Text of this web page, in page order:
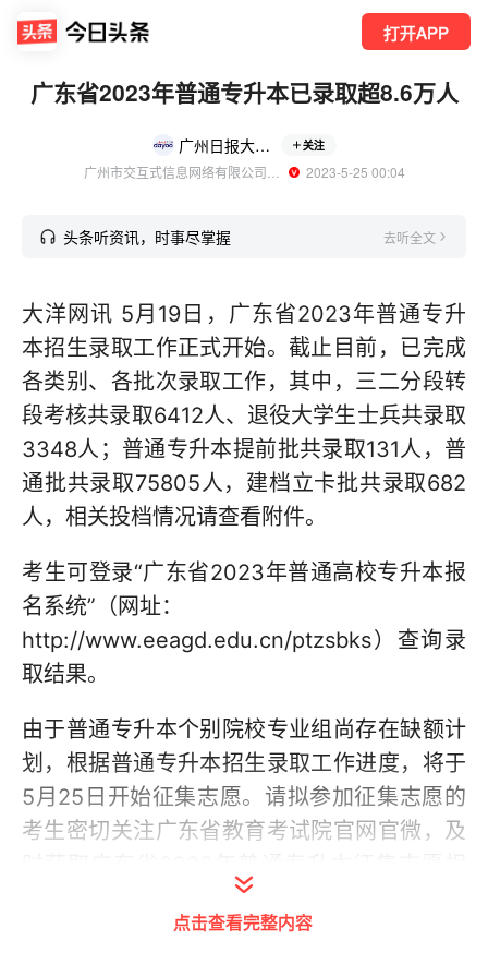
打开APP
广东省2023年普通专升本已录取超8.6万人
广州日报大洋网 关注
  2023-5-25 00:04
头条听资讯，时事尽掌握 去听全文
大洋网讯 5月19日，广东省2023年普通专升
本招生录取工作正式开始。截止目前，已完成
各类别、各批次录取工作，其中，三二分段转
段考核共录取6412人、退役大学生士兵共录取
3348人；普通专升本提前批共录取131人，普
通批共录取75805人，建档立卡批共录取682
人，相关投档情况请查看附件。
考生可登录“广东省2023年普通高校专升本报
名系统”（网址：
http://www.eeagd.edu.cn/ptzsbks）查询录
取结果。
由于普通专升本个别院校专业组尚存在缺额计
划，根据普通专升本招生录取工作进度，将于
5月25日开始征集志愿。请拟参加征集志愿的
考生密切关注广东省教育考试院官网官微，及
点击查看完整内容